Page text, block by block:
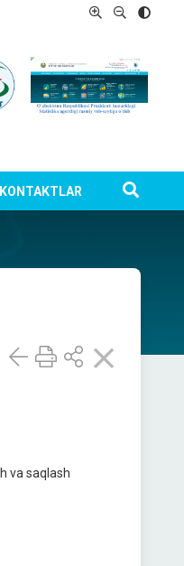
KONTAKTLAR
va saqlash